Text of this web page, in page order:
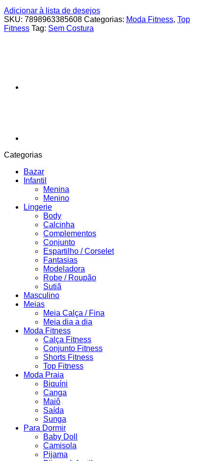
Adicionar à lista de desejos
SKU: 7898963385608 Categorias: Moda Fitness, Top
Fitness Tag: Sem Costura
Categorias
Bazar
Infantil
Menina
Menino
Lingerie
Body
Calcinha
Complementos
Conjunto
Espartilho / Corselet
Fantasias
Modeladora
Robe / Roupão
Sutiã
Masculino
Meias
Meia Calça / Fina
Meia dia a dia
Moda Fitness
Calça Fitness
Conjunto Fitness
Shorts Fitness
Top Fitness
Moda Praia
Biquíni
Canga
Maiô
Saída
Sunga
Para Dormir
Baby Doll
Camisola
Pijama